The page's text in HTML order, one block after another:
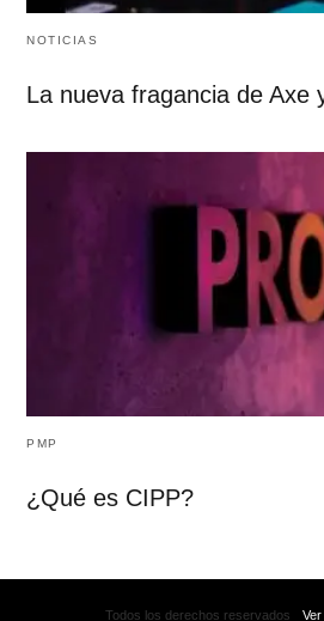
NOTICIAS
La nueva fragancia de Axe
PMP
¿Qué es CIPP?
Todos los derechos reservados